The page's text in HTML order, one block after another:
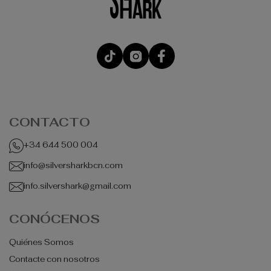
CONTACTO
+34 644 500 004
info@silversharkbcn.com
info.silvershark@gmail.com
CONÓCENOS
Quiénes Somos
Contacte con nosotros